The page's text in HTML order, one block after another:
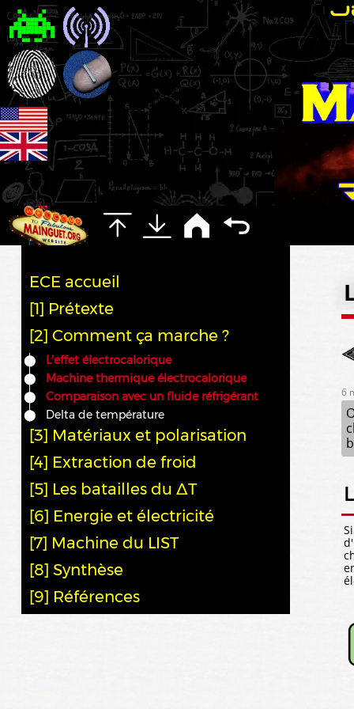
ECE accueil
[1] Prétexte
[2] Comment ça marche ?
L'effet électrocalorique
Machine thermique électrocalorique
Comparaison avec un fluide réfrigérant
Delta de température
[3] Matériaux et polarisation
[4] Extraction de froid
[5] Les batailles du ΔT
[6] Energie et électricité
[7] Machine du LIST
[8] Synthèse
[9] Références
6